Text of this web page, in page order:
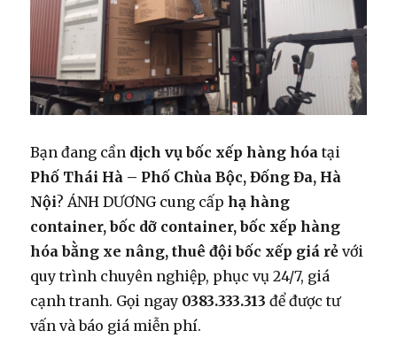
Bạn đang cần dịch vụ bốc xếp hàng hóa tại
Phố Thái Hà – Phố Chùa Bộc, Đống Đa, Hà
Nội? ÁNH DƯƠNG cung cấphạ hàng
container, bốc dỡ container, bốc xếp hàng
hóa bằng xe nâng, thuê đội bốc xếp giá rẻ với
quy trình chuyên nghiệp, phục vụ 24/7, giá
cạnh tranh. Gọi ngay 0383.333.313 để được tư
vấn và báo giá miễn phí.